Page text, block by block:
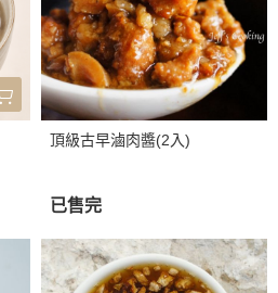
頂級古早滷肉醬(2入)
已售完